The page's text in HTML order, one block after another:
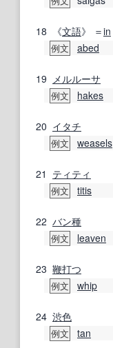
18 《文語》 ＝in
例文 abed
19 メルルーサ
例文 hakes
20 イタチ
例文 weasels
21 ティティ
例文 titis
22 バン種
例文 leaven
23 鞭打つ
例文 whip
24 渋色
例文 tan